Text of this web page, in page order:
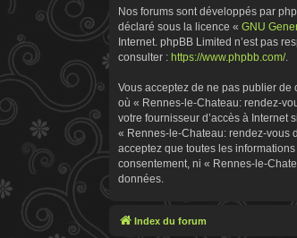
Nos forums sont développés par
déclaré sous la licence « GNU
Internet. phpBB Limited n’est pas
consulter : https://www.phpbb.com/.
Vous acceptez de ne pas publier
où « Rennes-le-Chateau: rendez-
votre fournisseur d’accès à
« Rennes-le-Chateau: rendez-vous
acceptez que toutes les
consentement, ni « Rennes-le-
données.
Index du forum